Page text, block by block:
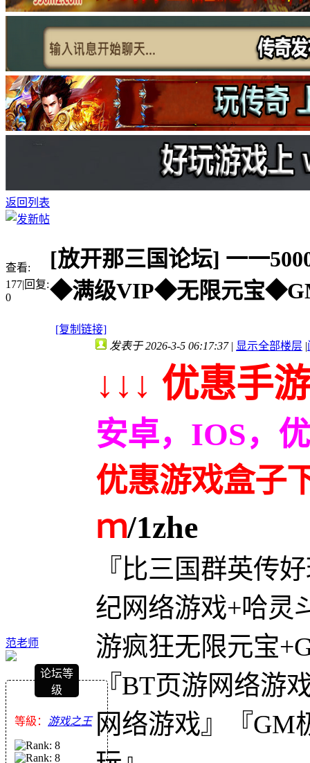
返回列表
查看:
177|回复:
0
[放开那三国论坛] 一一
◆满级VIP◆无限元宝
[复制链接]
范老师
论坛等
级
等級： 游戏之王
发表于 2026-3-5 06:17:37 | 显示全部楼层 |
↓↓↓ 优惠手
安卓，IOS，
优惠游戏盒子
ｍ/1zhe
『比三国群英传
纪网络游戏+哈灵
游疯狂无限元宝
『BT页游网络游
网络游戏』『GM